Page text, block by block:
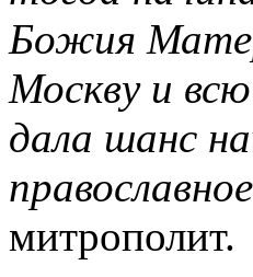
Божия
Москву и
дала шанс
митрополит.